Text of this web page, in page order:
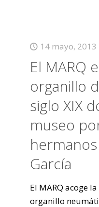
14 mayo, 2013
El MARQ
organillo
siglo XIX
museo
García
El MARQ acoge
organillo